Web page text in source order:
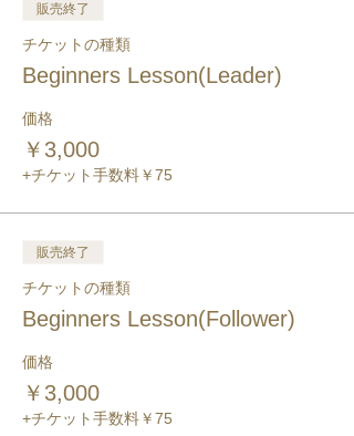
販売終了
チケットの種類
Beginners Lesson(Leader)
価格
￥3,000
+チケット手数料￥75
販売終了
チケットの種類
Beginners Lesson(Follower)
価格
￥3,000
+チケット手数料￥75